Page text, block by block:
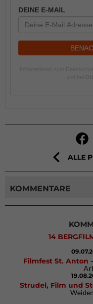
DEINE E-MAIL
ALLE
KOMMENTARE
14
Filmfest St. Anton
Strudel, Film und